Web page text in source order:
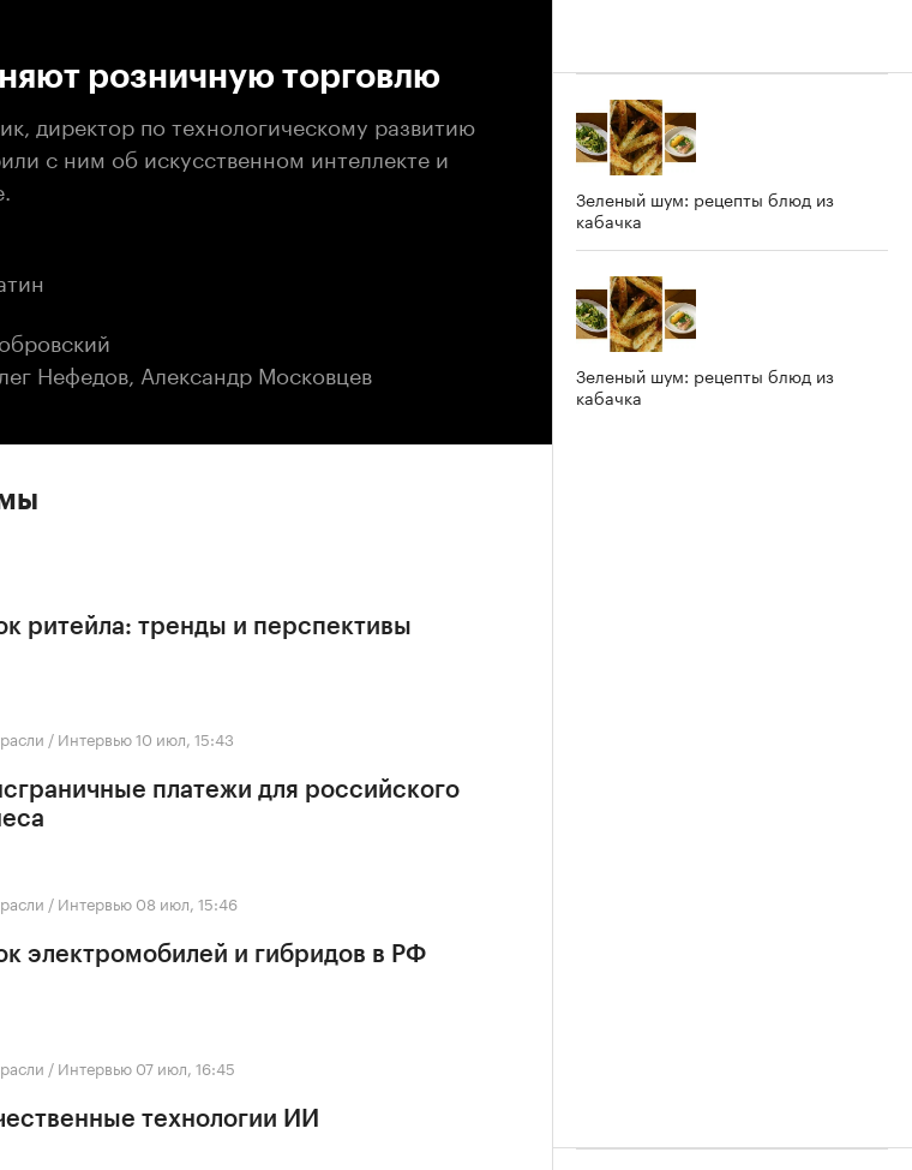
розничную торговлю
директор по технологическому развитию
с ним об искусственном интеллекте и
Нефедов, Александр Московцев
ритейла: тренды и перспективы
/ Интервью10 июл, 15:43
платежи для российского
/ Интервью 08 июл, 15:46
электромобилей и гибридов в РФ
/ Интервью 07 июл, 16:45
технологии ИИ
Зеленый шум: рецепты блюд из
кабачка
Зеленый шум: рецепты блюд из
кабачка